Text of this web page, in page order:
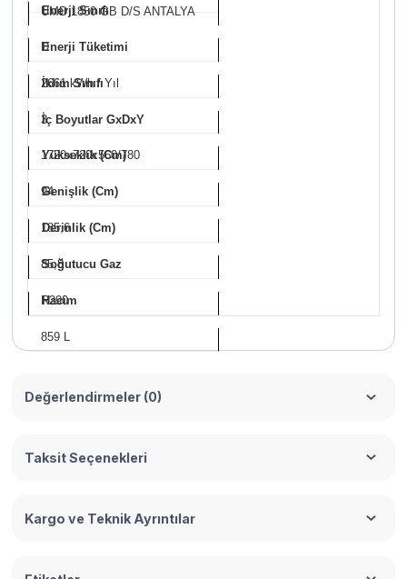
UMD 1850 GB D/S ANTALYA
Enerji Sınıfı
D
Enerji Tüketimi
2661 kWh / Yıl
İklim Sınıfı
3
İç Boyutlar GxDxY
1720x720x560/780
Yükseklik (Cm)
94
Genişlik (Cm)
185,6
Derinlik (Cm)
85,8
Soğutucu Gaz
R290
Hacim
859 L
Değerlendirmeler (0)
Taksit Seçenekleri
Kargo ve Teknik Ayrıntılar